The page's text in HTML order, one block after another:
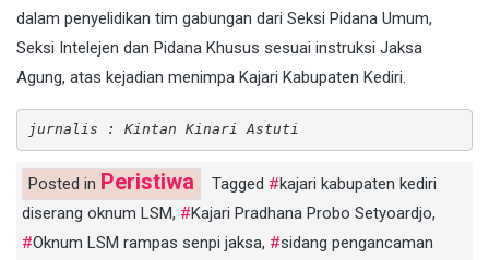
dalam penyelidikan tim gabungan dari Seksi Pidana Umum,
Seksi Intelejen dan Pidana Khusus sesuai instruksi Jaksa
Agung, atas kejadian menimpa Kajari Kabupaten Kediri.
jurnalis : Kintan Kinari Astuti
Posted in Peristiwa Tagged
kajari kabupaten kediri
diserang oknum LSM, Kajari Pradhana Probo Setyoardjo,
Oknum LSM rampas senpi jaksa,
sidang pengancaman